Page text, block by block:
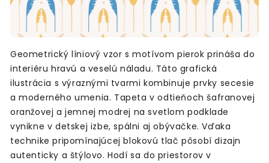
Geometrický líniový vzor s motívom pierok prináša do
interiéru hravú a veselú náladu. Táto grafická
ilustrácia s výraznými tvarmi kombinuje prvky secesie
a moderného umenia. Tapeta v odtieňoch šafranovej
oranžovej a jemnej modrej na svetlom podklade
vynikne v detskej izbe, spálni aj obývačke. Vďaka
technike pripomínajúcej blokovú tlač pôsobí dizajn
autenticky a štýlovo. Hodí sa do priestorov v